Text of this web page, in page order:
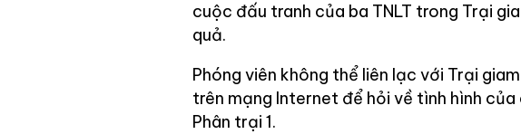
cuộc đấu tranh của ba TNLT trong Trại
quả.
Phóng viên không thể liên lạc với Trại
trên mạng Internet để hỏi về tình hình
Phân trại 1.